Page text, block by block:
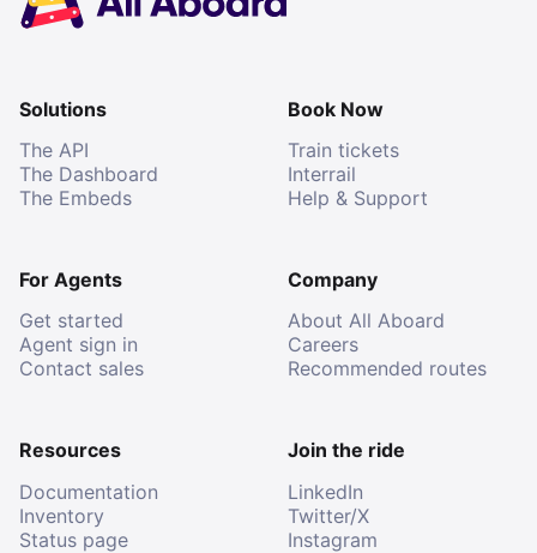
Solutions
The API
The Dashboard
The Embeds
Book Now
Train tickets
Interrail
Help & Support
For Agents
Get started
Agent sign in
Contact sales
Company
About All Aboard
Careers
Recommended routes
Resources
Documentation
Inventory
Status page
Join the ride
LinkedIn
Twitter/X
Instagram